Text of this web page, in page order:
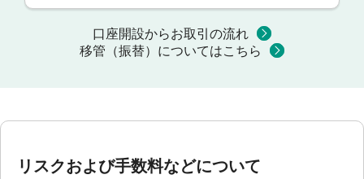
口座開設からお取引の流れ
移管（振替）についてはこちら
リスクおよび手数料などについて